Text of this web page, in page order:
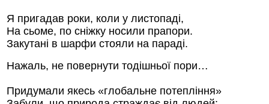
Стамбул 2010
Я пригадав роки, коли у листопаді,
На сьоме, по сніжку носили прапори.
Закутані в шарфи стояли на параді.
Нажаль, не повернути тодішньої пори…
Придумали якесь «глобальне потепління»